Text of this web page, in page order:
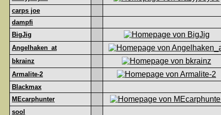
carps joe
dampfi
BigJig
Angelhaken_at
bkrainz
Armalite-2
Blackmax
MEcarphunter
sool